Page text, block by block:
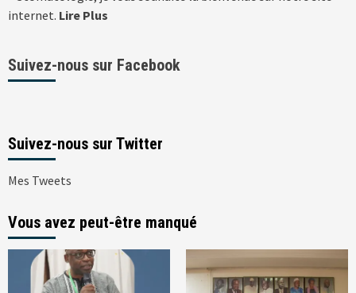
internet. Lire Plus
Suivez-nous sur Facebook
Suivez-nous sur Twitter
Mes Tweets
Vous avez peut-être manqué